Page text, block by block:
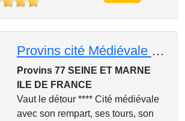
Provins cité Médiévale Classé Unesco VISITE DECOUVERTE
Provins 77 SEINE ET MARNE
ILE DE FRANCE
Vaut le détour **** Cité médiévale
avec son rempart, ses tours, son